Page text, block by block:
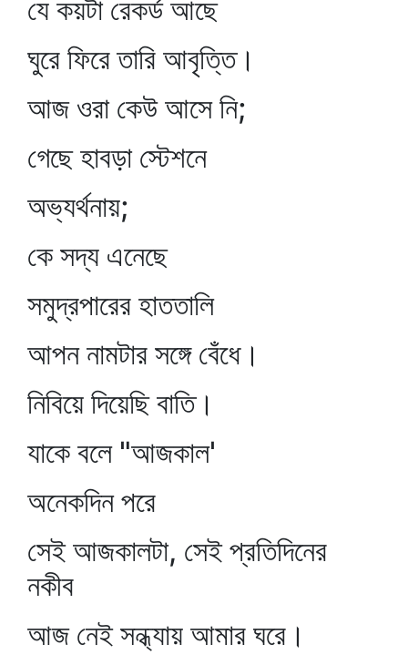
যে কয়টা রেকর্ড আছে
ঘুরে ফিরে তারি আবৃত্তি।
আজ ওরা কেউ আসে নি;
গেছে হাবড়া স্টেশনে
অভ্যর্থনায়;
কে সদ্য এনেছে
সমুদ্রপারের হাততালি
আপন নামটার সঙ্গে বেঁধে।
নিবিয়ে দিয়েছি বাতি।
যাকে বলে "আজকাল'
অনেকদিন পরে
সেই আজকালটা, সেই প্রতিদিনের
নকীব
আজ নেই সন্ধ্যায় আমার ঘরে।